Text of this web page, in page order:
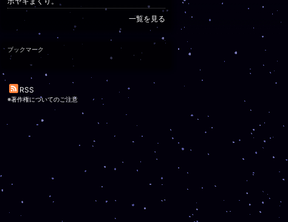
一覧を見る
ブックマーク
RSS
※著作権についてのご注意